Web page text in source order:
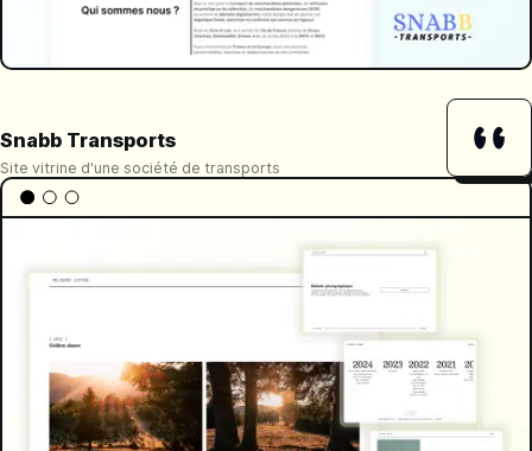
Snabb Transports
Site vitrine d'une société de transports